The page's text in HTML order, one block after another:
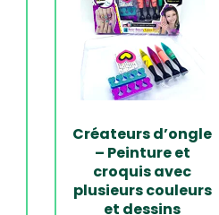
Créateurs d’ongle
– Peinture et
croquis avec
plusieurs couleurs
et dessins